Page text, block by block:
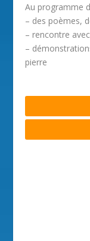
Au programme
– des poèmes,
– rencontre
–
pierre